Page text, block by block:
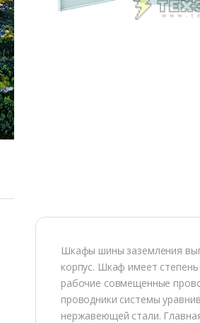
Шкафы шины заземления
корпус. Шкаф имеет
рабочие совмещенные
проводники системы
нержавеющей стали.